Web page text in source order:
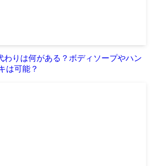
わりは何がある？ボディソープやハン
は可能？